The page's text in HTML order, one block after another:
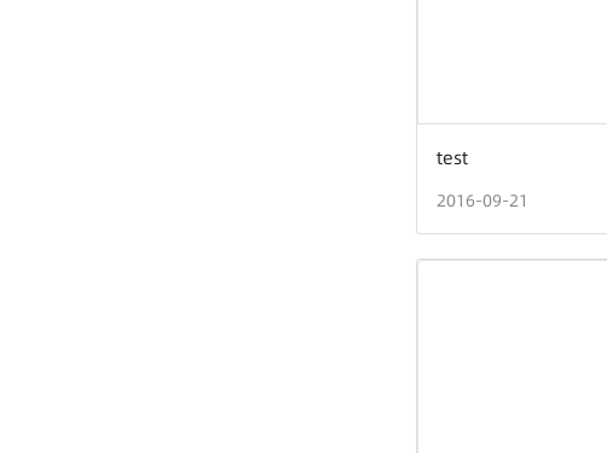
test
2016-09-21